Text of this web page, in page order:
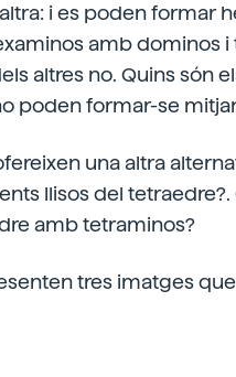
i es poden formar
amb dominos i
altres no. Quins són
poden formar-se
una altra
llisos del
amb tetraminos?
tres imatges